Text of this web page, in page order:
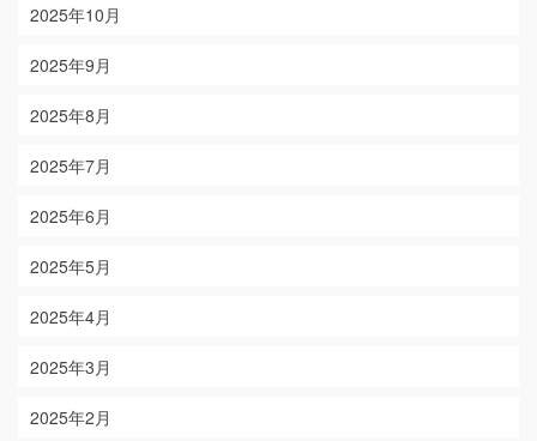
2025年10月
2025年9月
2025年8月
2025年7月
2025年6月
2025年5月
2025年4月
2025年3月
2025年2月